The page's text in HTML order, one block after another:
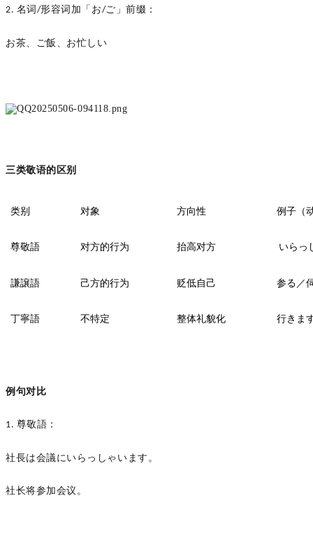
2. 名词 /形容词加「お/ご」前缀：
お茶、ご飯、お忙しい
三类敬语的区别
类别 对象 方向性 例子（
尊敬語 对方的行为 抬高对方 いらっ
謙譲語 己方的行为 贬低自己 参る／
丁寧語 不特定 整体礼貌化 行きま
例句对比
1. 尊敬語：
社長は会議にいらっしゃいます。
社长将参加会议。